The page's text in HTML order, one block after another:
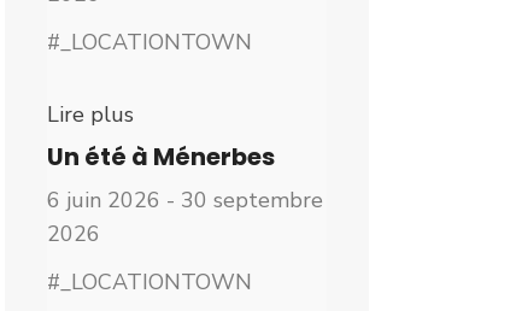
#_LOCATIONTOWN
Lire plus
Un été à Ménerbes
6 juin 2026 - 30 septembre
2026
#_LOCATIONTOWN